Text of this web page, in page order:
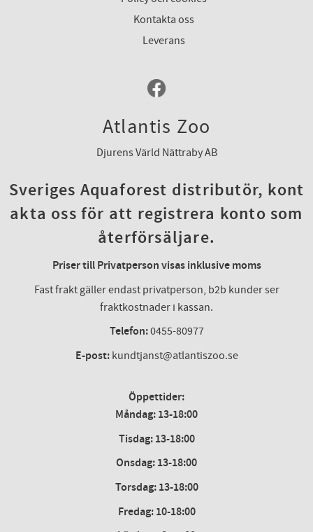
Kontakta oss
Leverans
Atlantis Zoo
Djurens Värld Nättraby AB
Sveriges Aquaforest distributör, kont
akta oss för att registrera konto som
återförsäljare.
Priser till Privatperson visas inklusive moms
Fast frakt gäller endast privatperson, b2b kunder ser
fraktkostnader i kassan.
Telefon:0455-80977
E-post:kundtjanst@atlantiszoo.se
Öppettider:
Måndag: 13-18:00
Tisdag: 13-18:00
Onsdag:13-18:00
Torsdag:13-18:00
Fredag:10-18:00